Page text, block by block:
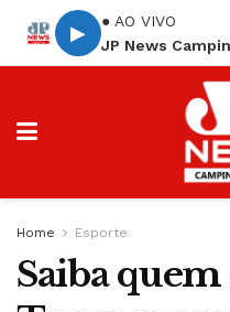
▶
● AO VIVO
JP News
Home Esporte
Saiba